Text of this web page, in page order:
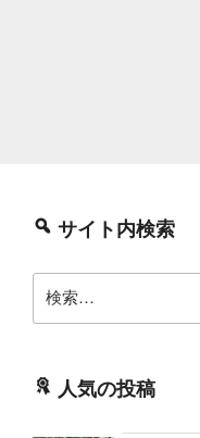
サイト内検索
索:
人気の投稿